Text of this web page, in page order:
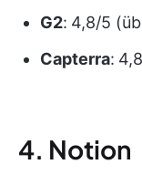
G2: 4,8/5
Capterra:
4. Notion